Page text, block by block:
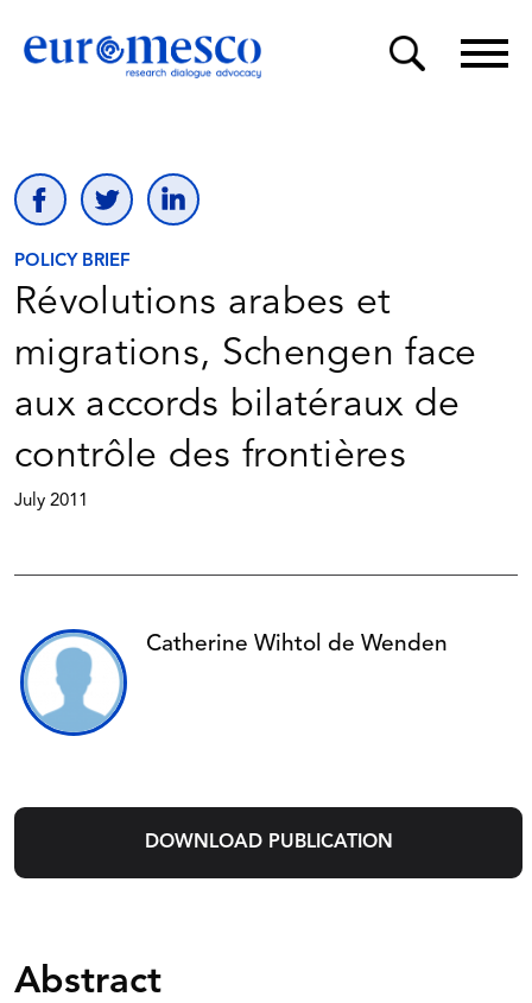
POLICY BRIEF
Révolutions arabes et
migrations, Schengen face
aux accords bilatéraux de
contrôle des frontières
July 2011
Catherine Wihtol de Wenden
DOWNLOAD PUBLICATION
Abstract